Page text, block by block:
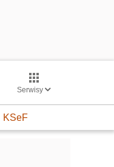
Serwisy
KSeF